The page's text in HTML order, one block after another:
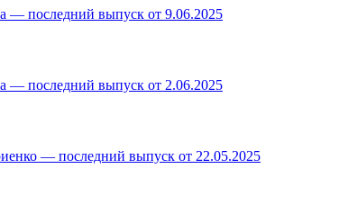
— последний выпуск от 9.06.2025
— последний выпуск от 2.06.2025
— последний выпуск от 22.05.2025